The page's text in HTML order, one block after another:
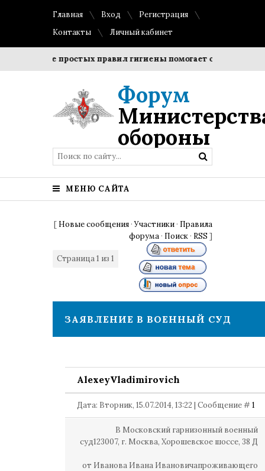
Главная Вход
Регистрация
Контакты
Личный кабинет
простых правил гигиены помогает сохранить
Форум
обороны
МЕНЮ САЙТА
[ Новые сообщения ·Участники · Правила
форума · Поиск · RSS ]
Страница1 из 1
ЗАЯВЛЕНИЕ В ВОЕННЫЙ СУД
AlexeyVladimirovich
Дата: Вторник, 15.07.2014, 13:22 | Сообщение #1
В Московский гарнизонный военный
суд123007, г. Москва, Хорошевское шоссе, 38 Д
от Иванова Ивана Ивановичапроживающего